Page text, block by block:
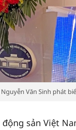
Văn Sinh phát
sản Việt